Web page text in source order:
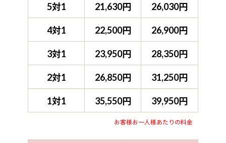
5対1 21,630円 26,030円
4対1 22,500円 26,900円
3対1 23,950円 28,350円
2対1 26,850円 31,250円
1対1 35,550円 39,950円
お客様お一人様あたりの料金